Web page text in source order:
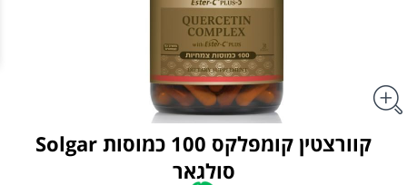
קוורצטין קומפלקס 100 כמוסות Solgar
סולגאר